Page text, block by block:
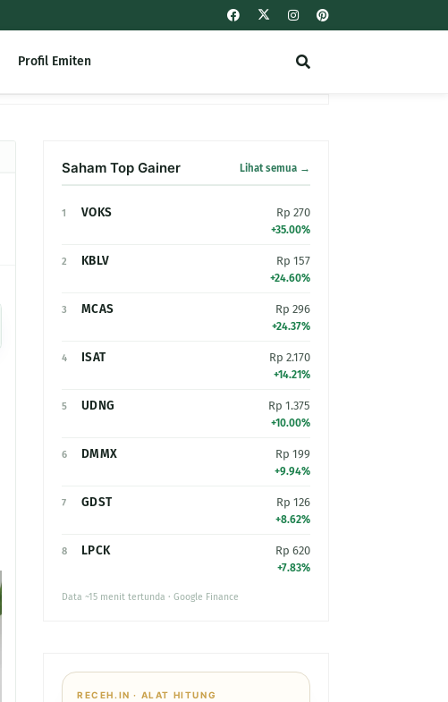
Profil Emiten
Saham Top Gainer Lihat semua →
1 VOKS Rp 270
+35.00%
2 KBLV Rp 157
+24.60%
3 MCAS Rp 296
+24.37%
4 ISAT Rp 2.170
+14.21%
5 UDNG Rp 1.375
+10.00%
6 DMMX Rp 199
+9.94%
7 GDST Rp 126
+8.62%
8 LPCK Rp 620
+7.83%
Data ~15 menit tertunda · Google Finance
RECEH.IN · ALAT HITUNG